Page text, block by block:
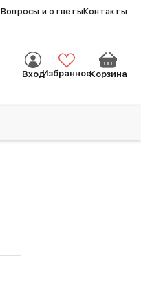
Вопросы и ответыКонтакты
ВходИзбранноеКорзина